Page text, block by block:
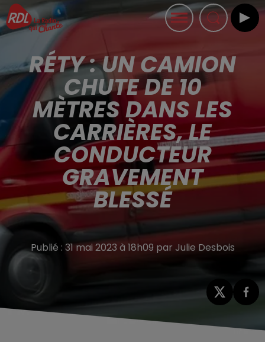
RÉTY : UN CAMION
CHUTE DE 10
MÈTRES DANS LES
CARRIÈRES, LE
CONDUCTEUR
GRAVEMENT
BLESSÉ
Publié : 31 mai 2023 à 18h09 par Julie Desbois